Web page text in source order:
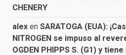
CHENERY
alex en SARATOGA (EUA):
NITROGEN se impuso al
OGDEN PHIPPS S. (G1) y tiene